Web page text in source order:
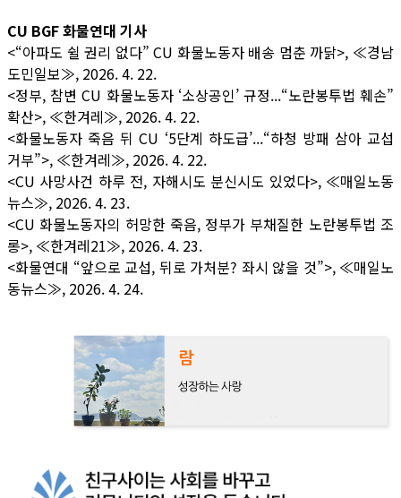
CU BGF 화물연대 기사
<“아파도 쉴 권리 없다” CU 화물노동자 배송 멈춘 까닭>, ≪경남
도민일보≫, 2026. 4. 22.
<정부, 참변 CU 화물노동자 ‘소상공인’ 규정...“노란봉투법 훼손”
확산>, ≪한겨레≫, 2026. 4. 22.
<화물노동자 죽음 뒤 CU ‘5단계 하도급’...“하청 방패 삼아 교섭
거부”>, ≪한겨레≫, 2026. 4. 22.
<CU 사망사건 하루 전, 자해시도 분신시도 있었다>, ≪매일노동
뉴스≫, 2026. 4. 23.
<CU 화물노동자의 허망한 죽음, 정부가 부채질한 노란봉투법 조
롱>, ≪한겨레21≫, 2026. 4. 23.
<화물연대 “앞으로 교섭, 뒤로 가처분? 좌시 않을 것”>, ≪매일노
동뉴스≫, 2026. 4. 24.